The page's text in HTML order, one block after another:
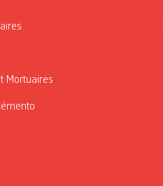
Mortuaires